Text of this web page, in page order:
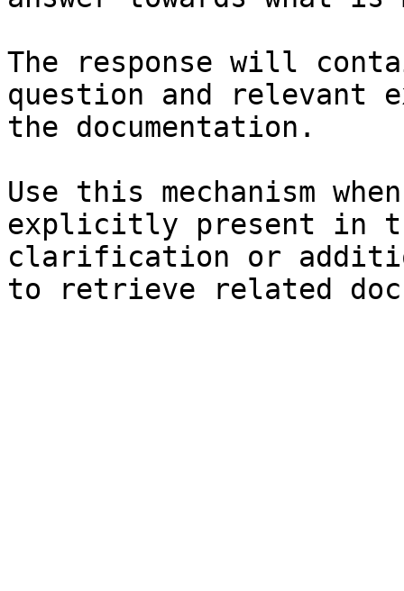
The response will
question and relevant
the documentation.
Use this mechanism
explicitly present in
clarification or